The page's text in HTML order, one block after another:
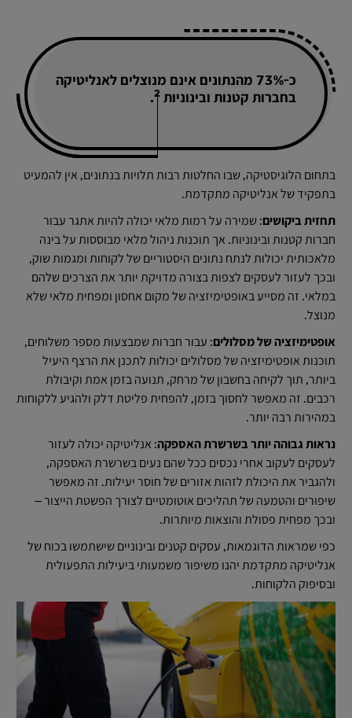
כ-73% מהנתונים אינם מנוצלים לאנליטיקה
בחברות קטנות ובינוניות 2
.
בתחום הלוגיסטיקה, שבו החלטות רבות תלויות בנתונים, אין להמעיט
בתפקיד של אנליטיקה מתקדמת.
תחזית ביקושים: שמירה על רמות מלאי יכולה להיות אתגר עבור
חברות קטנות ובינוניות. אך תוכנות ניהול מלאי מבוססות על בינה
מלאכותית יכולות לנתח נתונים היסטוריים של לקוחות ומגמות שוק,
ובכך לעזור לעסקים לצפות בצורה מדויקת יותר את הצרכים שלהם
במלאי. זה מסייע באופטימיזציה של מקום אחסון ומפחית מלאי שלא
מנוצל.
אופטימיזציה של מסלולים: עבור חברות שמבצעות מספר משלוחים,
תוכנות אופטימיזציה של מסלולים יכולות לתכנן את הרצף היעיל
ביותר, תוך לקיחה בחשבון של מרחק, תנועה בזמן אמת וקיבולת
רכבים. זה מאפשר לחסוך בזמן, להפחית פליטת דלק ולהגיע ללקוחות
במהירות רבה יותר.
נראות גבוהה יותר בשרשרת האספקה: אנליטיקה יכולה לעזור
לעסקים לעקוב אחרי נכסים ככל שהם נעים בשרשרת האספקה,
ולהגביר את היכולת לזהות אזורים של חוסר יעילות. זה מאפשר
שיפורים והטמעה של תהליכים אוטומטיים לצורך הפשטת הייצור –
ובכך מפחית פסולת והוצאות מיותרות.
כפי שמראות הדוגמאות, עסקים קטנים ובינוניים שישתמשו בכוח של
אנליטיקה מתקדמת יהנו משיפור משמעותי ביעילות התפעולית
ובסיפוק הלקוחות.